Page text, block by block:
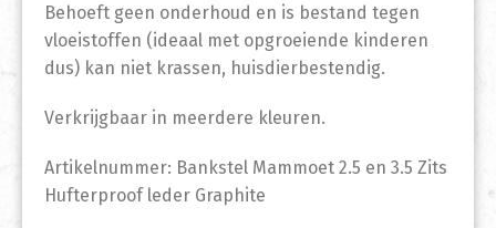
Behoeft geen onderhoud en is bestand tegen
vloeistoffen (ideaal met opgroeiende kinderen
dus) kan niet krassen, huisdierbestendig.
Verkrijgbaar in meerdere kleuren.
Artikelnummer: Bankstel Mammoet 2.5 en 3.5 Zits
Hufterproof leder Graphite